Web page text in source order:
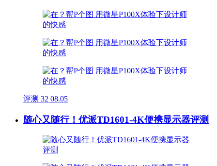
评测 32 08.05
随心又随行！优派TD1601-4K便携显示器评测